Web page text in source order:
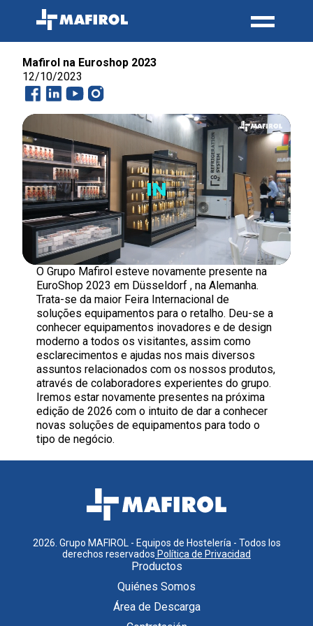
Mafirol na Euroshop 2023
12/10/2023
O Grupo Mafirol esteve novamente presente na
EuroShop 2023 em Düsseldorf , na Alemanha.
Trata-se da maior Feira Internacional de
soluções equipamentos para o retalho. Deu-se a
conhecer equipamentos inovadores e de design
moderno a todos os visitantes, assim como
esclarecimentos e ajudas nos mais diversos
assuntos relacionados com os nossos produtos,
através de colaboradores experientes do grupo.
Iremos estar novamente presentes na próxima
edição de 2026 com o intuito de dar a conhecer
novas soluções de equipamentos para todo o
tipo de negócio.
2026 Grupo MAFIROL - Equipos de Hostelería - Todos los
derechos reservados Política de Privacidad
Productos
Quiénes Somos
Área de Descarga